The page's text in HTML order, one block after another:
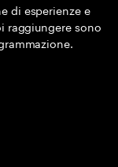
di esperienze e
raggiungere sono